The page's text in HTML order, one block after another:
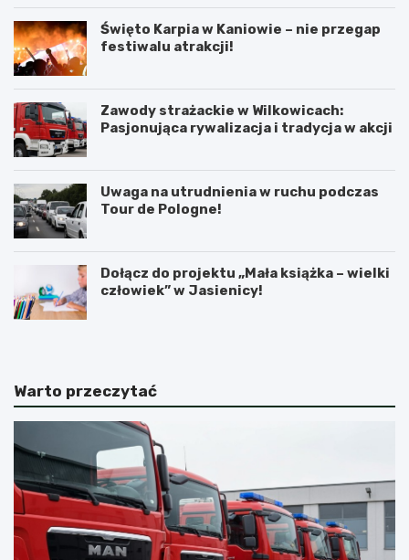
Święto Karpia w Kaniowie – nie przegap
festiwalu atrakcji!
Zawody strażackie w Wilkowicach:
Pasjonująca rywalizacja i tradycja w akcji
Uwaga na utrudnienia w ruchu podczas
Tour de Pologne!
Dołącz do projektu „Mała książka – wielki
człowiek” w Jasienicy!
Warto przeczytać